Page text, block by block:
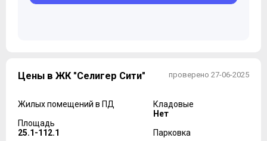
проверено 27-06-2025
Цены в ЖК "Селигер Сити"
Жилых помещений в ПД
Площадь
25.1-112.1
Кладовые
Нет
Парковка